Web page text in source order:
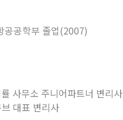
공공학부 졸업(2007)
사무소 주니어파트너 변리사
대표 변리사